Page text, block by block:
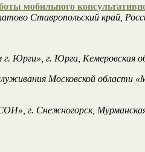
мобильного
Ставропольский край,
г. Юрга, Кемеровская
Московской
г. Снежногорск, Мурманская